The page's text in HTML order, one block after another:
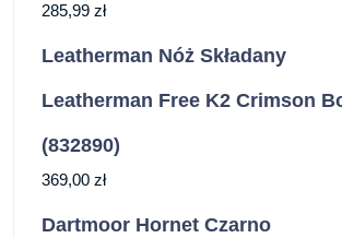
285,99 zł
Leatherman Nóż Składany
Leatherman Free K2 Crimson
(832890)
369,00 zł
Dartmoor Hornet Czarno